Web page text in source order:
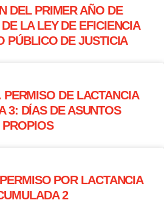
DEL PRIMER AÑO DE
LA LEY DE EFICIENCIA
PÚBLICO DE JUSTICIA
PERMISO DE LACTANCIA
3: DÍAS DE ASUNTOS
PROPIOS
POR LACTANCIA
2